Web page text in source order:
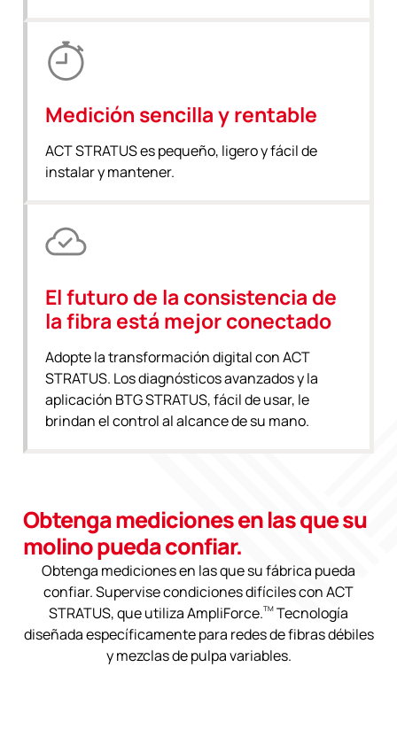
Medición sencilla y rentable
ACT STRATUS es pequeño, ligero y fácil de
instalar y mantener.
El futuro de la consistencia de
la fibra está mejor conectado
Adopte la transformación digital con ACT
STRATUS. Los diagnósticos avanzados y la
aplicación BTG STRATUS, fácil de usar, le
brindan el control al alcance de su mano.
Obtenga mediciones en las que su
molino pueda confiar.
Obtenga mediciones en las que su fábrica pueda
confiar. Supervise condiciones difíciles con ACT
STRATUS, que utiliza AmpliForce.TM Tecnología
diseñada específicamente para redes de fibras débiles
y mezclas de pulpa variables.